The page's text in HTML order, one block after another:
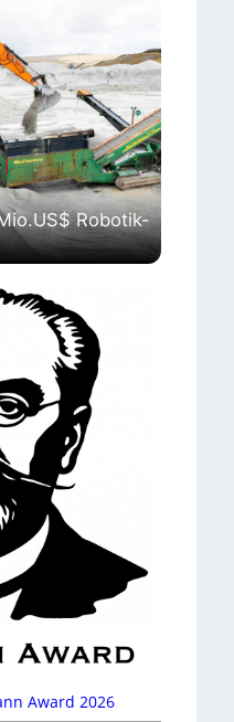
Robotik-
Award 2026